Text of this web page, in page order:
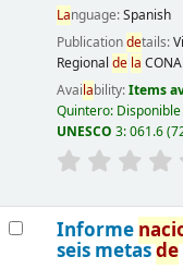
Language:Spanish
Publicationdetails:
Regional de la
Availability:Items
Quintero:
UNESCO 3: 061.6
Informe
seis metasde